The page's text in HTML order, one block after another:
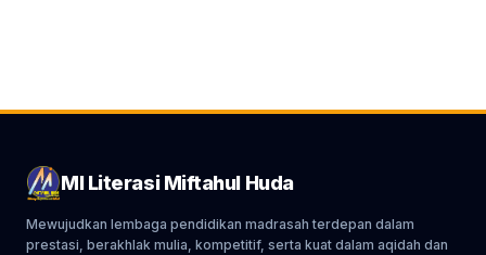
MI Literasi Miftahul Huda
Mewujudkan lembaga pendidikan madrasah terdepan dalam
prestasi, berakhlak mulia, kompetitif, serta kuat dalam aqidah dan